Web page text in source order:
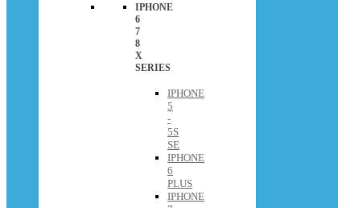
IPHONE
6
7
8
X
SERIES
IPHONE
5
-
5S
SE
IPHONE
6
PLUS
IPHONE